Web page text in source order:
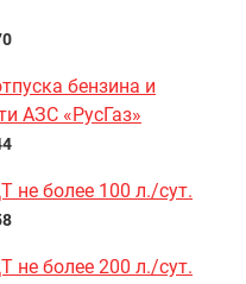
бензина и
АЗС «РусГаз»
не более 100 л./сут.
не более 200 л./сут.